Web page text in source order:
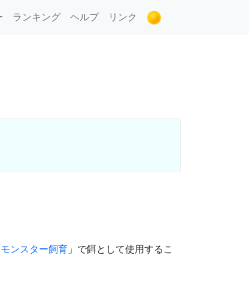
ランキング ヘルプ
リンク
モンスター飼育 」で餌として使用するこ